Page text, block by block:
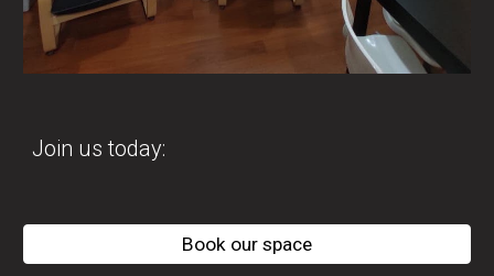
Join us today:
Book our space